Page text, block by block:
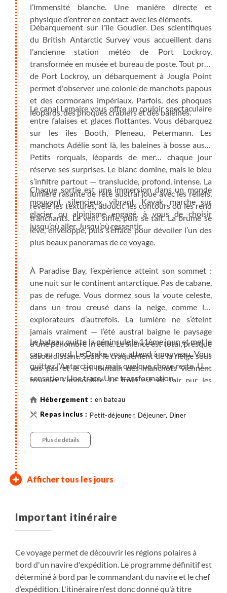
l’immensité blanche. Une manière directe et
physique d’entrer en contact avec les éléments.
Débarquement sur l'île Goudier. Des scientifiques
du British Antarctic Survey vous accueillent dans
l'ancienne station météo de Port Lockroy,
transformée en musée et bureau de poste. Tout près
de Port Lockroy, un débarquement à Jougla Point
permet d'observer une colonie de manchots papous
et des cormorans impériaux. Parfois, des phoques
léopards, des phoques crabiers et des baleines.
Le canal Lemaire vous offre un couloir spectaculaire
entre falaises et glaces flottantes. Vous débarquez
sur les îles Booth, Pleneau, Petermann. Les
manchots Adélie sont là, les baleines à bosse aussi.
Petits rorquals, léopards de mer… chaque jour
réserve ses surprises. Le blanc domine, mais le bleu
s’infiltre partout — translucide, profond, intense. La
lumière rasante de l’été austral joue avec les reliefs,
révèle les textures, adoucit les contours ou les rend
tranchants. Le vent siffle, puis se tait. La brume se
lève, enveloppe, puis s’efface pour dévoiler l’un des
plus beaux panoramas de ce voyage.
Chaque sortie est une immersion dans un monde
mouvant, silencieux, vibrant. Kayak, marche sur
glacier ou alpinisme engagé, à vous de choisir
jusqu’où aller. Jusqu’où ressentir.
À Paradise Bay, l’expérience atteint son sommet :
une nuit sur le continent antarctique. Pas de cabane,
pas de refuge. Vous dormez sous la voute celeste,
dans un trou creusé dans la neige, comme les
explorateurs d’autrefois. La lumière ne s’éteint
jamais vraiment — l’été austral baigne le paysage
d’une pénombre irréelle. Le silence est total, presque
assourdissant. Seuls le craquement de la neige sous
vos pas et le cri lointain des manchots viennent
troubler l’immobilité. Le froid est vif, l’air pur, les
dans l’un des lieux les plus spectaculaires de la
planète. Une nuit qui marque. Qui transforme. Qui
Le bateau quitte la péninsule le 11ème jour, et met le
cap au nord. Le Drake vous attend à nouveau. Vous
quittez l’Antarctique, mais quelque chose reste. Une
sensation. Une trace. Une transformation.
en bateau
Petit-déjeuner, Déjeuner, Diner
Plus de détails
En mer
conférences reprend. Le dernier soir, après avoir
embarqué le pilote, le bateau pénètre dans le canal
en bateau
Petit-déjeuner, Déjeuner, Diner
Retour à Ushuaia
Petit-déjeuner
Afficher tous les jours
Important itinéraire
Ce voyage permet de découvrir les régions polaires à
bord d'un navire d'expédition. Le programme définitif est
déterminé à bord par le commandant du navire et le chef
d’expédition. L'itinéraire n'est donc donné qu'à titre